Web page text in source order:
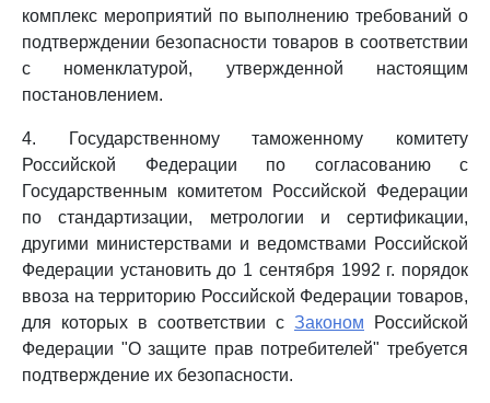
комплекс мероприятий по выполнению требований о
подтверждении безопасности товаров в соответствии
с номенклатурой, утвержденной настоящим
постановлением.
4. Государственному таможенному комитету
Российской Федерации по согласованию с
Государственным комитетом Российской Федерации
по стандартизации, метрологии и сертификации,
другими министерствами и ведомствами Российской
Федерации установить до 1 сентября 1992 г. порядок
ввоза на территорию Российской Федерации товаров,
для которых в соответствии с Законом Российской
Федерации "О защите прав потребителей" требуется
подтверждение их безопасности.